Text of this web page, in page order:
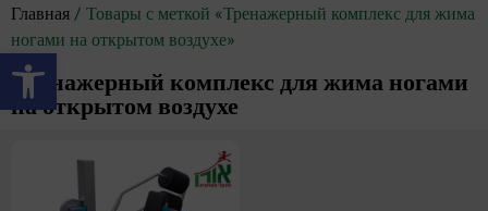
Открыть панель инструментов
Главная/ Товары с меткой «Тренажерный комплекс для жима
ногами на открытом воздухе»
Тренажерный комплекс для жима ногами
на открытом воздухе